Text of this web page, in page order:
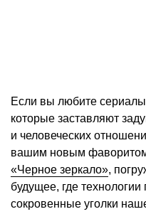
Если вы любите
которые заставляют
и человеческих
вашим новым фаворитом.
«Черное зеркало»,
будущее, где
сокровенные уголки